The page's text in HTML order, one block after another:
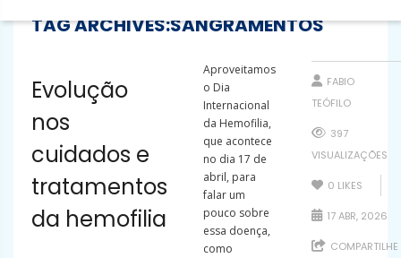
TAG ARCHIVES:SANGRAMENTOS
Evolução
nos
cuidados e
tratamentos
da hemofilia
Aproveitamos
o Dia
Internacional
da Hemofilia,
que acontece
no dia 17 de
abril, para
falar um
pouco sobre
essa doença,
como
FABIO
TEÓFILO
397
VISUALIZAÇÕES
0 LIKES
17 ABR, 2026
COMPARTILHE